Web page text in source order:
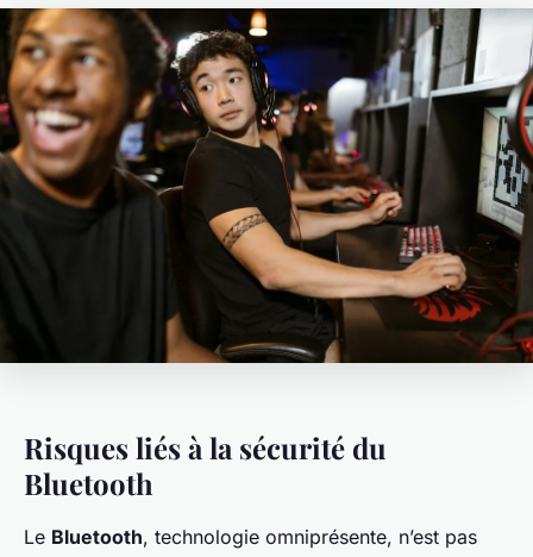
Risques liés à la sécurité du
Bluetooth
Le Bluetooth, technologie omniprésente, n’est pas